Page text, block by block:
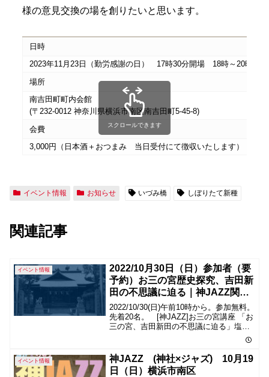
様の意見交換の場を創りたいと思います。
日時
2023年11月23日（勤労感謝の日） 17時30分開場 18時～20時
場所
南吉田町町内会館
(〒232-0012 神奈川県横浜市南区南吉田町5-45-8)
会費
3,000円（日本酒＋おつまみ 当日受付にて徴収いたします）
スクロールできます
イベント情報 お知らせ いづみ橋 しぼりたて新種
関連記事
イベント情報
2022/10月30日（日）参加者（要
予約）お三の宮歴史探究、吉田新
田の不思議に迫る｜神JAZZ関連
イベント お三の宮講座
2022/10/30(日)午前10時から。参加無料。
先着20名。 [神JAZZ]お三の宮講座 「お
三の宮、吉田新田の不思議に迫る」塩と
お城の不思議 ３つの不思議を、横浜歴史
探究の第一人者河北直治氏の解説で巡り
ます。３つの不思議は現在もその名残を
確認できます。 横浜市南区南吉田町
イベント情報
神JAZZ (神社×ジャズ) 10月19
日（日）横浜市南区